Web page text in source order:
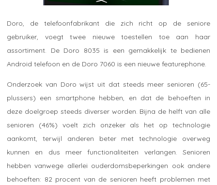
Doro, de telefoonfabrikant die zich richt op de seniore
gebruiker, voegt twee nieuwe toestellen toe aan haar
assortiment. De Doro 8035 is een gemakkelijk te bedienen
Android telefoon en de Doro 7060 is een nieuwe featurephone.
Onderzoek van Doro wijst uit dat steeds meer senioren (65-
plussers) een smartphone hebben, en dat de behoeften in
deze doelgroep steeds diverser worden. Bijna de helft van alle
senioren (46%) voelt zich onzeker als het op technologie
aankomt, terwijl anderen beter met technologie overweg
kunnen en dus meer functionaliteiten verlangen. Senioren
hebben vanwege allerlei ouderdomsbeperkingen ook andere
behoeften: 82 procent van de senioren heeft problemen met